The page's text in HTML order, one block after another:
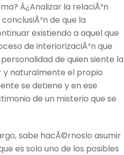
Â¿Analizar la relaciÃ³n
de que la
existiendo a aquel que
de interiorizaciÃ³n que
de quien siente la
y naturalmente el propio
se detiene y en ese
de un misterio que se
sabe hacÃ©rnoslo asumir
es solo uno de los posibles